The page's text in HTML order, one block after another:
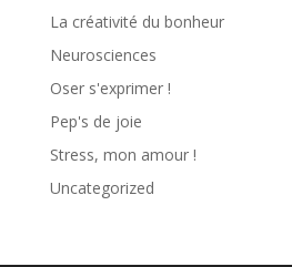
La créativité du bonheur
Neurosciences
Oser s'exprimer !
Pep's de joie
Stress, mon amour !
Uncategorized